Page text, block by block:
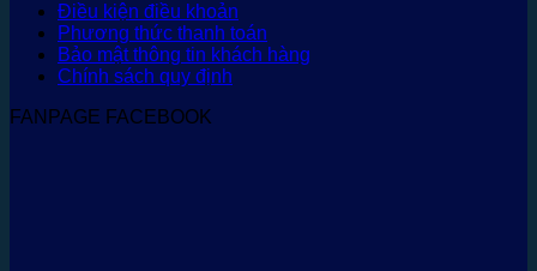
Điều kiện điều khoản
Phương thức thanh toán
Bảo mật thông tin khách hàng
Chính sách quy định
FANPAGE FACEBOOK